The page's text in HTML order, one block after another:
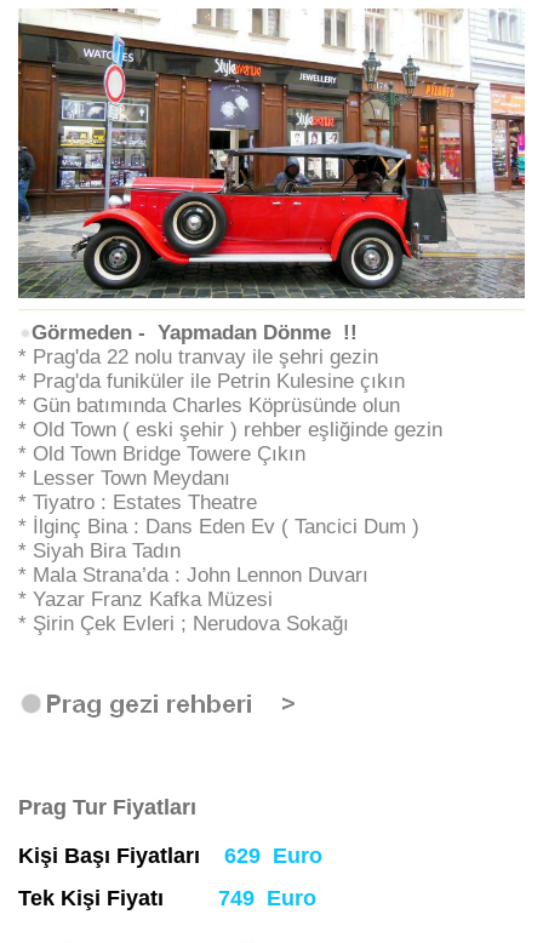
Görmeden - Yapmadan Dönme !!
* Prag'da 22 nolu tranvay ile şehri gezin
* Prag'da funiküler ile Petrin Kulesine çıkın
* Gün batımında Charles Köprüsünde olun
* Old Town ( eski şehir ) rehber eşliğinde gezin
* Old Town Bridge Towere Çıkın
* Lesser Town Meydanı
* Tiyatro : Estates Theatre
* İlginç Bina : Dans Eden Ev ( Tancici Dum )
* Siyah Bira Tadın
* Mala Strana’da : John Lennon Duvarı
* Yazar Franz Kafka Müzesi
* Şirin Çek Evleri ; Nerudova Sokağı
Prag Tur Fiyatları
Kişi Başı Fiyatları
629 Euro
Tek Kişi Fiyatı
749 Euro